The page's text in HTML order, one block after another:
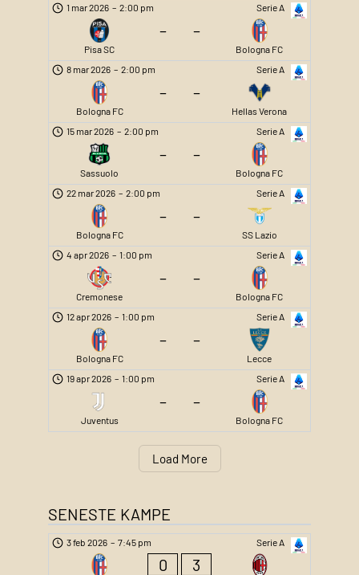
Serie A
1 mar 2026 – 2:00 pm
Pisa SC
– –
Bologna FC
Serie A
8 mar 2026 – 2:00 pm
Bologna FC
– –
Hellas Verona
Serie A
15 mar 2026 – 2:00 pm
Sassuolo
– –
Bologna FC
Serie A
22 mar 2026 – 2:00 pm
Bologna FC
– –
SS Lazio
Serie A
4 apr 2026 – 1:00 pm
Cremonese
– –
Bologna FC
Serie A
12 apr 2026 – 1:00 pm
Bologna FC
– –
Lecce
Serie A
19 apr 2026 – 1:00 pm
Juventus
– –
Bologna FC
Load More
SENESTE KAMPE
Serie A
3 feb 2026 – 7:45 pm
0 3